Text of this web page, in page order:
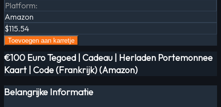
Platform:
Amazon
$115.54
Toevoegen aan karretje
€100 Euro Tegoed | Cadeau | Herladen Portemonnee
Kaart | Code (Frankrijk) (Amazon)
Belangrijke Informatie